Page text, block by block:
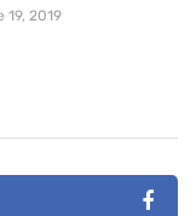
19, 2019